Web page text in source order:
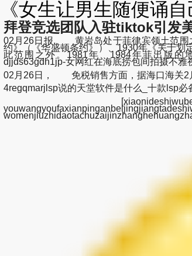
《女生让男生随便诵
拜登竞选团队入驻tiktok引发
02月26日报, 黄岩岛处于菲律宾领土范围之
约》（《华盛顿条约》）、1930年《关于划
此范围之外。1981年、1984年菲出版的
djjds63gdh1jp-女网红在海底捞包间拍摄不雅
02月26日， 免税销售方面，据海口海关2
4regqmarjlsp说的天堂软件是什么_十款lsp